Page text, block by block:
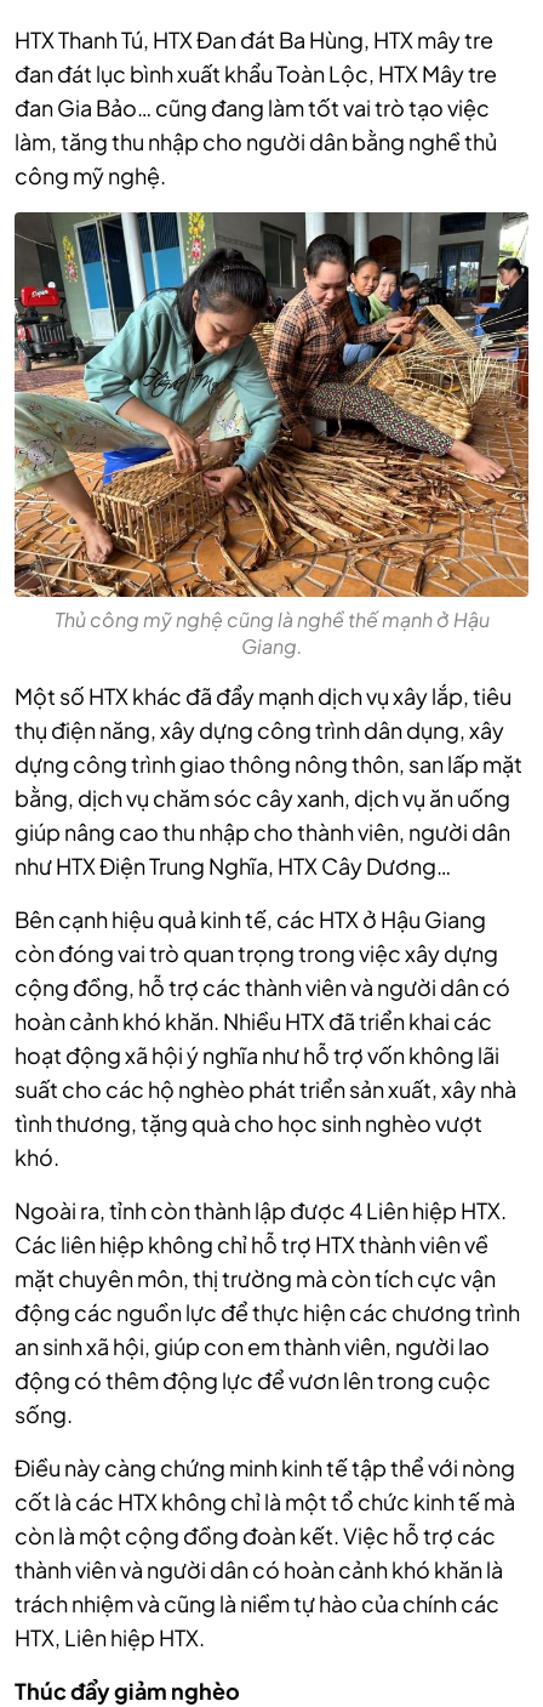
HTX Thanh Tú, HTX Đan đát Ba Hùng, HTX mây tre
đan đát lục bình xuất khẩu Toàn Lộc, HTX Mây tre
đan Gia Bảo… cũng đang làm tốt vai trò tạo việc
làm, tăng thu nhập cho người dân bằng nghề thủ
công mỹ nghệ.
Thủ công mỹ nghệ cũng là nghề thế mạnh ở Hậu
Giang.
Một số HTX khác đã đẩy mạnh dịch vụ xây lắp, tiêu
thụ điện năng, xây dựng công trình dân dụng, xây
dựng công trình giao thông nông thôn, san lấp mặt
bằng, dịch vụ chăm sóc cây xanh, dịch vụ ăn uống
giúp nâng cao thu nhập cho thành viên, người dân
như HTX Điện Trung Nghĩa, HTX Cây Dương…
Bên cạnh hiệu quả kinh tế, các HTX ở Hậu Giang
còn đóng vai trò quan trọng trong việc xây dựng
cộng đồng, hỗ trợ các thành viên và người dân có
hoàn cảnh khó khăn. Nhiều HTX đã triển khai các
hoạt động xã hội ý nghĩa như hỗ trợ vốn không lãi
suất cho các hộ nghèo phát triển sản xuất, xây nhà
tình thương, tặng quà cho học sinh nghèo vượt
khó.
Ngoài ra, tỉnh còn thành lập được 4 Liên hiệp HTX.
Các liên hiệp không chỉ hỗ trợ HTX thành viên về
mặt chuyên môn, thị trường mà còn tích cực vận
động các nguồn lực để thực hiện các chương trình
an sinh xã hội, giúp con em thành viên, người lao
động có thêm động lực để vươn lên trong cuộc
sống.
Điều này càng chứng minh kinh tế tập thể với nòng
cốt là các HTX không chỉ là một tổ chức kinh tế mà
còn là một cộng đồng đoàn kết. Việc hỗ trợ các
thành viên và người dân có hoàn cảnh khó khăn là
trách nhiệm và cũng là niềm tự hào của chính các
HTX, Liên hiệp HTX.
Thúc đẩy giảm nghèo